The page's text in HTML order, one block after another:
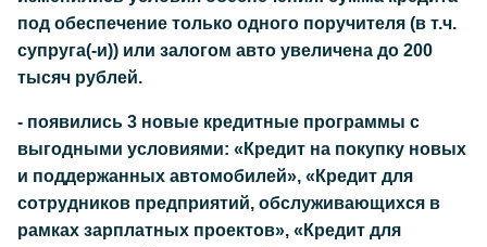
под обеспечение только одного поручителя (в т.ч.
супруга(-и)) или залогом авто увеличена до 200
тысяч рублей.
- появились 3 новые кредитные программы с
выгодными условиями: «Кредит на покупку новых
и поддержанных автомобилей», «Кредит для
сотрудников предприятий, обслуживающихся в
рамках зарплатных проектов», «Кредит для